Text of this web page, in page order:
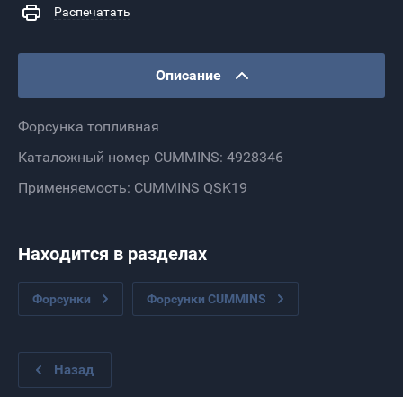
Распечатать
Описание
Форсунка топливная
Каталожный номер CUMMINS: 4928346
Применяемость: CUMMINS QSK19
Находится в разделах
Форсунки Форсунки CUMMINS
Назад